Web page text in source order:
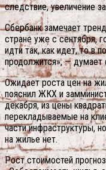
следствие, увеличение
Сбербанк замечает
стране уже с сентября,
идти так, как идет, то в
продолжится», — думает
Ожидает роста цен на
пояснил ЖКХ и
декабря, из цены
перекладываемые на
части инфраструктуры,
на жилье нет.
Рост стоимостей